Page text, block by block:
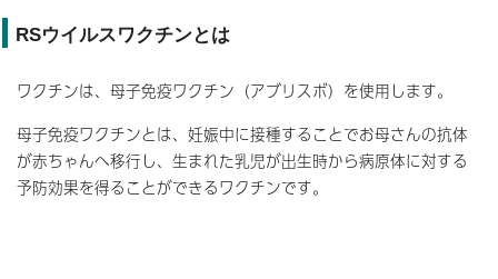
RSウイルスワクチンとは
ワクチンは、母子免疫ワクチン（アブリスボ）を使用します。
母子免疫ワクチンとは、妊娠中に接種することでお母さんの抗体
が赤ちゃんへ移行し、生まれた乳児が出生時から病原体に対する
予防効果を得ることができるワクチンです。